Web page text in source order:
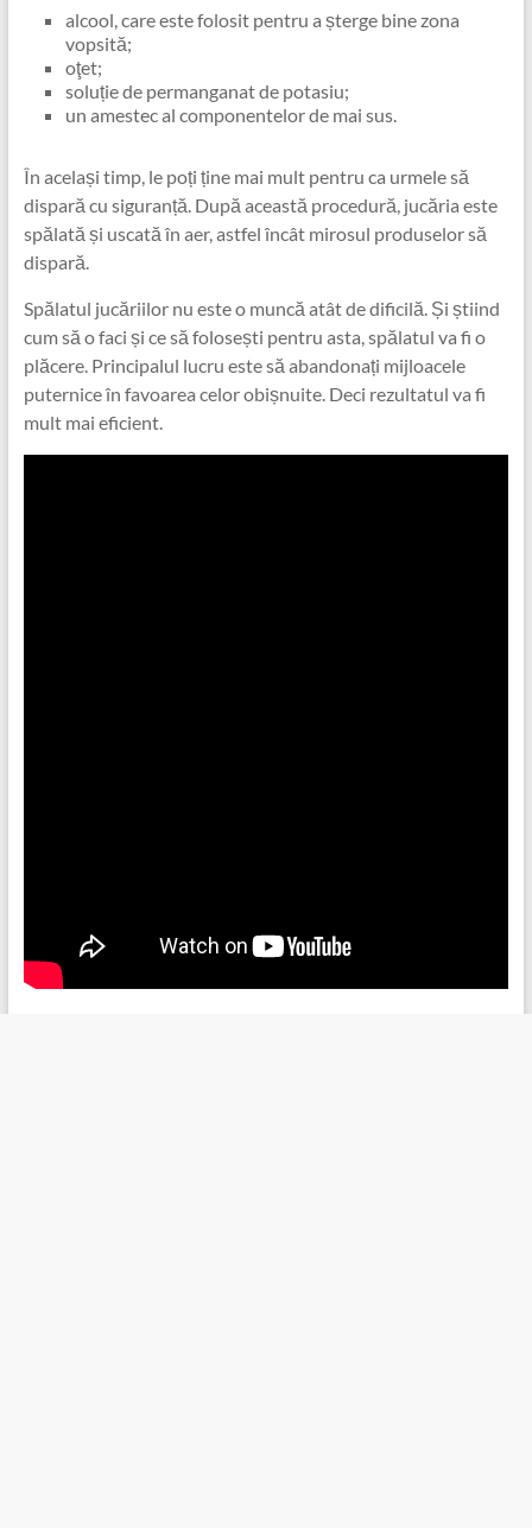
alcool, care este folosit pentru a șterge bine zona
vopsită;
oţet;
soluție de permanganat de potasiu;
un amestec al componentelor de mai sus.
În același timp, le poți ține mai mult pentru ca urmele să
dispară cu siguranță. După această procedură, jucăria este
spălată și uscată în aer, astfel încât mirosul produselor să
dispară.
Spălatul jucăriilor nu este o muncă atât de dificilă. Și știind
cum să o faci și ce să folosești pentru asta, spălatul va fi o
plăcere. Principalul lucru este să abandonați mijloacele
puternice în favoarea celor obișnuite. Deci rezultatul va fi
mult mai eficient.